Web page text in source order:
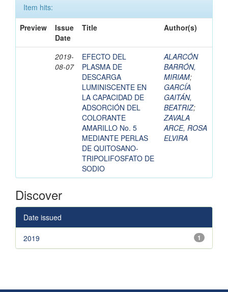
Item hits:
Preview
Issue
Date
Title Author(s)
2019-
08-07
EFECTO DEL
PLASMA DE
DESCARGA
LUMINISCENTE EN
LA CAPACIDAD DE
ADSORCIÓN DEL
COLORANTE
AMARILLO No. 5
MEDIANTE PERLAS
DE QUITOSANO-
TRIPOLIFOSFATO DE
SODIO
ALARCÓN
BARRÓN,
MIRIAM;
GARCÍA
GAITÁN,
BEATRIZ;
ZAVALA
ARCE, ROSA
ELVIRA
Discover
Date issued
1
2019